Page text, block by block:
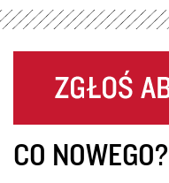
CO NOWEGO?